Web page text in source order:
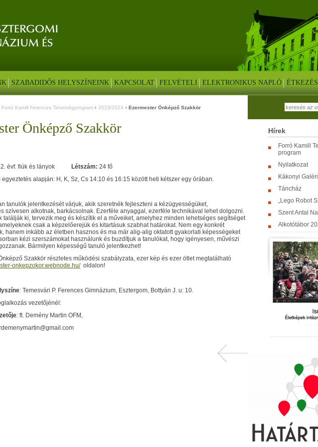
SZABADIDŐS HELYSZÍNEINK KAPCSOLAT FELVÉTELI ELEKTRONIKUS NAPLÓ
Forró Kamill Ferences Tehetségprogram 2023/2024 Ezermester Önképző Szakkör
Önképző Szakkör
évf. fiúk és lányok Létszám: 24 fő
egyeztetés alapján: H, K, Sz, Cs 14:10 és 16:15 között heti kétszer egy órában.
tanulók jelentkezését várjuk, akik szeretnék fejleszteni a kézügyességüket,
szívesen alkotnak, barkácsolnak. Ezerféle anyaggal, ezerféle technikával lehet dolgozni.
találják ki, tervezik meg és készítik el a műveiket, amelyhez minden lehetséges segítséget
csak a képzelőerejük és kitartásuk szabhat határokat. Nem egy konkrét
hanem inkább az életben hasznos és ma már alig-alig oktatott gyakorlati képességeket
kézi szerszámokat használunk és buzdítjuk a tanulókat, hogy igényesen, művészi
Bármilyen képességű tanuló jelentkezhet!
Szakkör részletes működési szabályzata, ezer kép és ezer ötlet megtalálható
onkepzokor.webnode.hu/oldalon!
: Temesvári P. Ferences Gimnázium, Esztergom, Bottyán J. u: 10.
vezetőjénél:
: ft. Demény Martin OFM,
Hírek
Forró Kamill
program
Nyilatkozat
Kákonyi
Táncház
„Lego Robot
Szent Antal
Alkotótábor